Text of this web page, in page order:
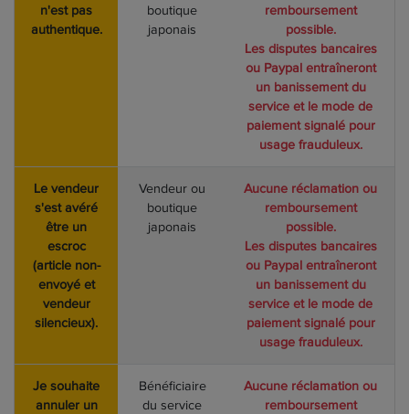
n'est pas
authentique.
boutique
japonais
remboursement
possible.
Les disputes bancaires
ou Paypal entraîneront
un banissement du
service et le mode de
paiement signalé pour
usage frauduleux.
Le vendeur
s'est avéré
être un
escroc
(article non-
envoyé et
vendeur
silencieux).
Vendeur ou
boutique
japonais
Aucune réclamation ou
remboursement
possible.
Les disputes bancaires
ou Paypal entraîneront
un banissement du
service et le mode de
paiement signalé pour
usage frauduleux.
Je souhaite
annuler un
Bénéficiaire
du service
Aucune réclamation ou
remboursement